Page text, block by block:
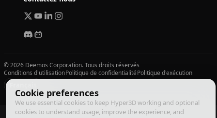
Cookie preferences
We use essential cookies to keep Hyper3D working and optional
cookies to understand usage, improve the experience, and
© 2026 Deemos Corporation. Tous droits réservés
Conditions d'utilisationPolitique de confidentialitéPolitique d'exécution